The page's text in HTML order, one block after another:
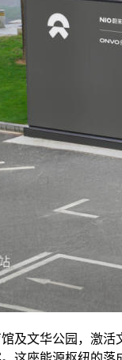
及文华公园，激活